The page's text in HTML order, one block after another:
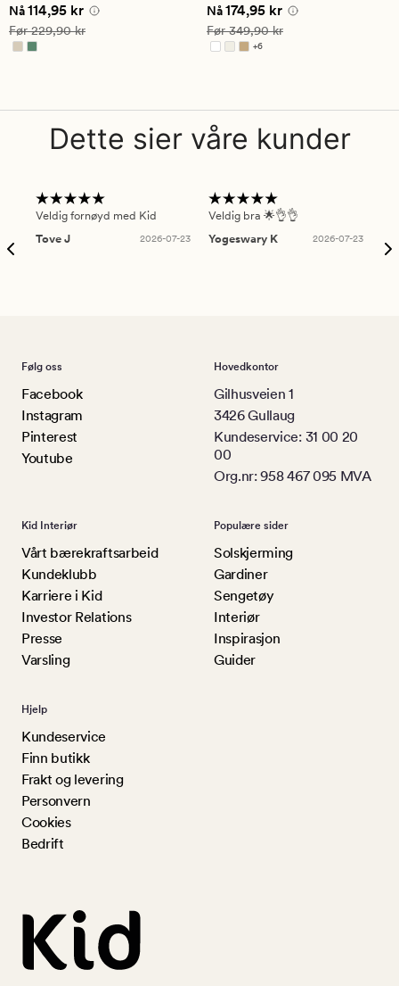
vurdering
på
4.5
Nåværende pris
Nå114,95 kr
Vanlig pris 229,90 kr
Før229,90 kr
vurdering
på
4.5
Nåværende pris
Nå174,95 kr
Vanlig pris 349,90 kr
Før349,90 kr
+6
Tilgjengelig i flere farger
Dette sier våre kunder
Veldig fornøyd med Kid
Tove J
2026-07-23
Veldig bra 🌟👌👌
Yogeswary K
2026-07-23
Følg oss
Facebook
Instagram
Pinterest
Youtube
Hovedkontor
Gilhusveien 1
3426 Gullaug
Kundeservice: 31 00 20
00
Org.nr: 958 467 095 MVA
Kid Interiør
Vårt bærekraftsarbeid
Kundeklubb
Karriere i Kid
Investor Relations
Presse
Varsling
Populære sider
Solskjerming
Gardiner
Sengetøy
Interiør
Inspirasjon
Guider
Hjelp
Kundeservice
Finn butikk
Frakt og levering
Personvern
Cookies
Bedrift